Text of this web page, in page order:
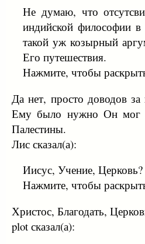
Не думаю, что
индийской философии в
такой уж козырный
Его путешествия.
Нажмите, чтобы
Да нет, просто доводов
Ему было нужно Он мог
Палестины.
Лис сказал(а):
Иисус, Учение, Церковь?
Нажмите, чтобы
Христос, Благодать,
plot сказал(а):